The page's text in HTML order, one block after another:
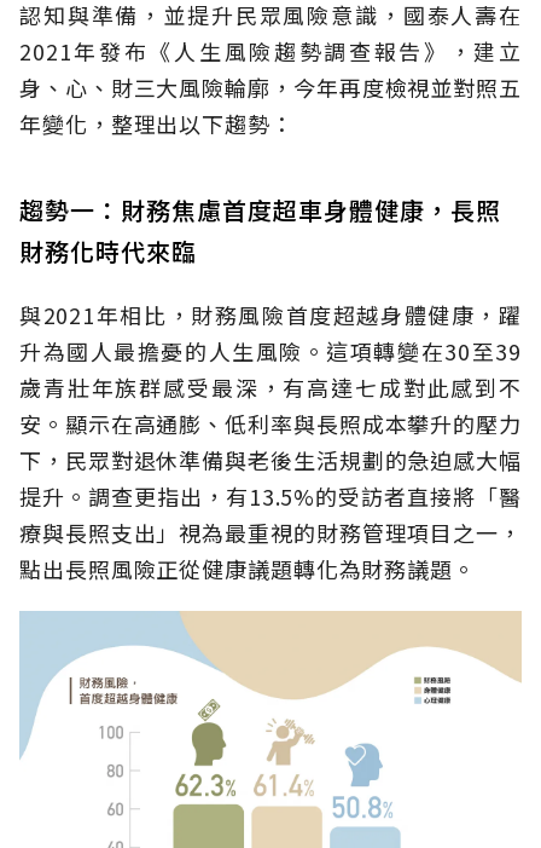
認知與準備，並提升民眾風險意識，國泰人壽在
2021年發布《人生風險趨勢調查報告》，建立
身、心、財三大風險輪廓，今年再度檢視並對照五
年變化，整理出以下趨勢：
趨勢一：財務焦慮首度超車身體健康，長照
財務化時代來臨
與2021年相比，財務風險首度超越身體健康，躍
升為國人最擔憂的人生風險。這項轉變在30至39
歲青壯年族群感受最深，有高達七成對此感到不
安。顯示在高通膨、低利率與長照成本攀升的壓力
下，民眾對退休準備與老後生活規劃的急迫感大幅
提升。調查更指出，有13.5%的受訪者直接將「醫
療與長照支出」視為最重視的財務管理項目之一，
點出長照風險正從健康議題轉化為財務議題。